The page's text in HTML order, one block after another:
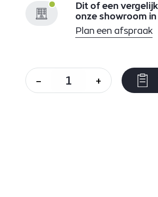
Dit of een
onze showroom
Plan een afspraak
- +